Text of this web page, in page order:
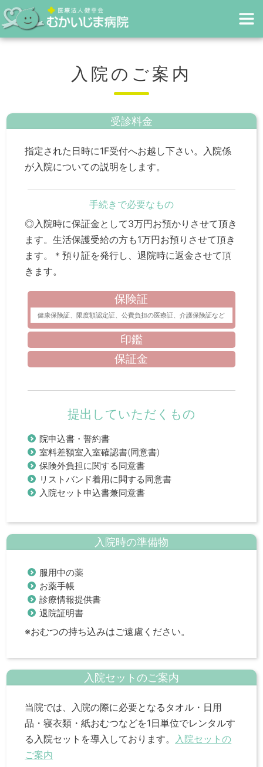
入院のご案内
受診料金
指定された日時に1F受付へお越し下さい。入院係
が入院についての説明をします。
手続きで必要なもの
◎入院時に保証金として3万円お預かりさせて頂き
ます。生活保護受給の方も1万円お預りさせて頂き
ます。＊預り証を発行し、退院時に返金させて頂
きます。
保険証
健康保険証、限度額認定証、公費負担の医療証、介護保険証など
印鑑
保証金
提出していただくもの
院申込書・誓約書
室料差額室入室確認書(同意書)
保険外負担に関する同意書
リストバンド着用に閧する同意書
入院セット申込書兼同意書
入院時の準備物
服用中の薬
お薬手帳
診療情報提供書
退院証明書
※おむつの持ち込みはご遠慮ください。
入院セットのご案内
当院では、入院の際に必要となるタオル・日用
品・寝衣類・紙おむつなどを1日単位でレンタルす
る入院セットを導入しております。 入院セットの
ご案内